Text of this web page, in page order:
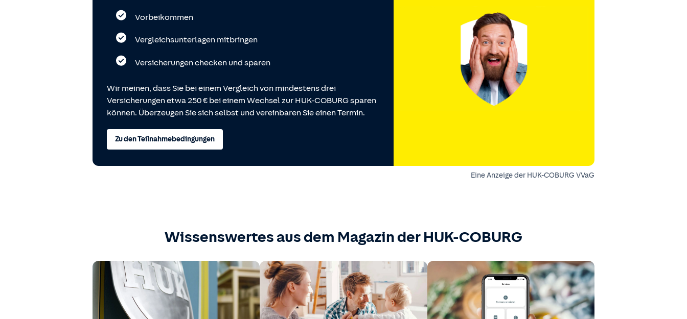
Vorbeikommen
Vergleichsunterlagen mitbringen
Versicherungen checken und sparen
Wir meinen, dass Sie bei einem Vergleich von mindestens drei
Versicherungen etwa 250 € bei einem Wechsel zur HUK-COBURG sparen
können. Überzeugen Sie sich selbst und vereinbaren Sie einen Termin.
Zu den Teilnahmebedingungen
Eine Anzeige der HUK-COBURG VVaG
Wissenswertes aus dem Magazin der HUK-COBURG